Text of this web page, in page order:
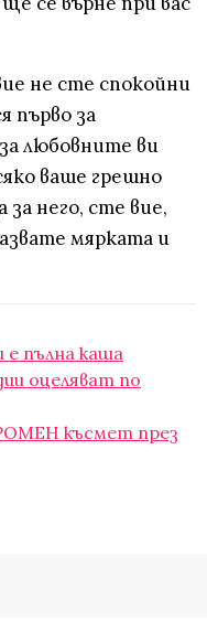
не сте спокойни
първо за
любовните ви
ваше грешно
него, сте вие,
мярката и
е пълна каша
оцеляват по
късмет през